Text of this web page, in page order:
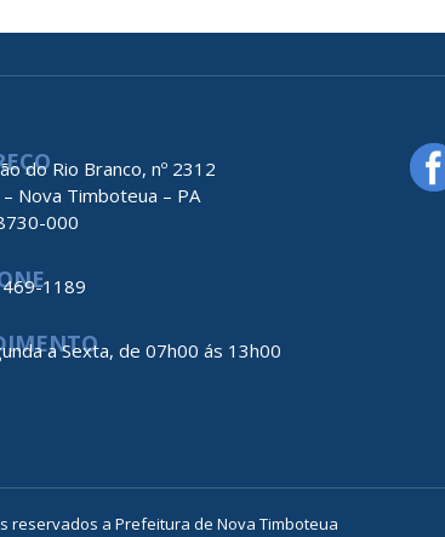
do Rio Branco, nº 2312
Nova Timboteua – PA
000
1189
a Sexta, de 07h00 ás 13h00
reservados a Prefeitura de Nova Timboteua